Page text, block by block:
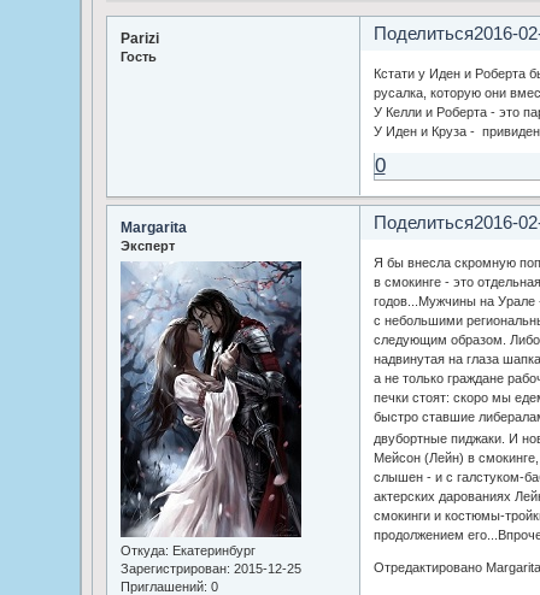
Поделиться2016-
Parizi
Гость
Кстати у Иден и Роберта
русалка, которую они
У Келли и Роберта - это
У Иден и Круза -
0
Поделиться2016-
Margarita
Эксперт
Откуда: Екатеринбург
Зарегистрирован: 2015-12-25
Приглашений: 0
Я бы внесла скромную
в смокинге - это
годов...Мужчины на Урале
с небольшими
следующим образом. Либо
надвинутая на глаза
а не только граждане
печки стоят: скоро мы
быстро ставшие
двубортные пиджаки. И
Мейсон (Лейн) в
слышен - и с галстуком-
актерских дарованиях
смокинги и костюмы-
продолжением
Отредактировано